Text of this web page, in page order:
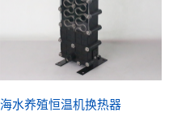
海水养殖恒温机换热器